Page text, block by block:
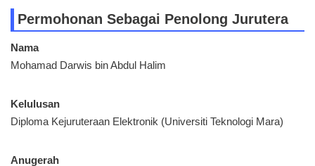
Permohonan Sebagai Penolong Jurutera
Nama
Mohamad Darwis bin Abdul Halim
Kelulusan
Diploma Kejuruteraan Elektronik (Universiti Teknologi Mara)
Anugerah